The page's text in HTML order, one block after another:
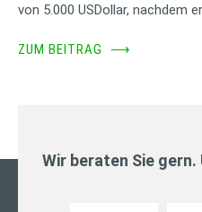
von 5.000 USDollar, nachdem
ZUM BEITRAG ⟶
Wir beraten Sie